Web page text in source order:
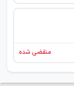
منقضی شده